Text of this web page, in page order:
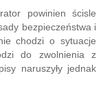
powinien ścisle
bezpieczeństwa i
chodzi o sytuacje
do zwolnienia z
naruszyły jednak